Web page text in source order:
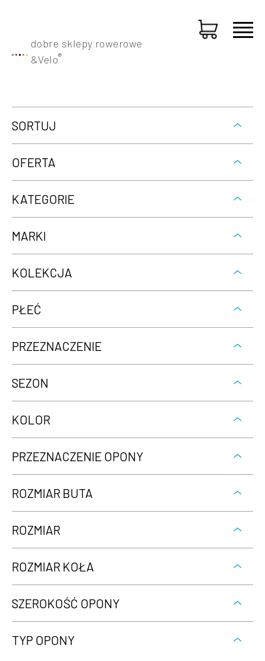
dobre sklepy rowerowe
&Velo®
SORTUJ
OFERTA
KATEGORIE
MARKI
KOLEKCJA
PŁEĆ
PRZEZNACZENIE
SEZON
KOLOR
PRZEZNACZENIE OPONY
ROZMIAR BUTA
ROZMIAR
ROZMIAR KOŁA
SZEROKOŚĆ OPONY
TYP OPONY